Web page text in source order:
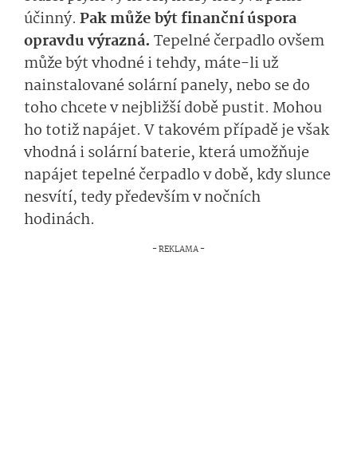
účinný. Pak může být finanční úspora
opravdu výrazná. Tepelné čerpadlo ovšem
může být vhodné i tehdy, máte-li už
nainstalované solární panely, nebo se do
toho chcete v nejbližší době pustit. Mohou
ho totiž napájet. V takovém případě je však
vhodná i solární baterie, která umožňuje
napájet tepelné čerpadlo v době, kdy slunce
nesvítí, tedy především v nočních
hodinách.